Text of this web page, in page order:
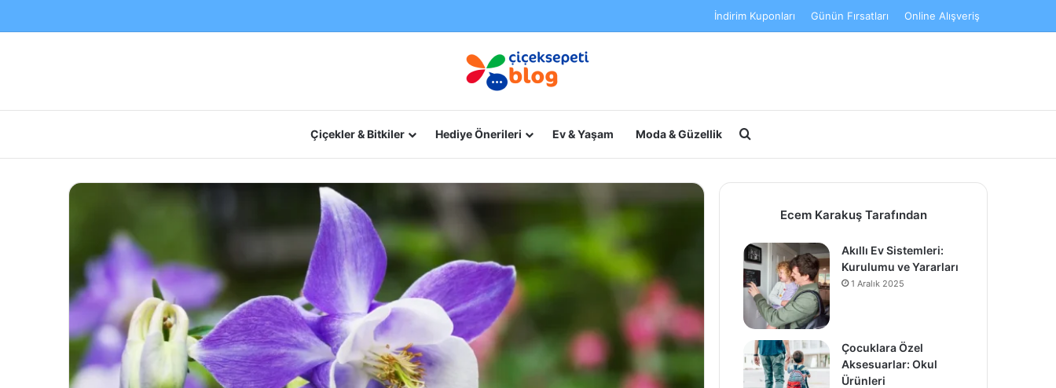
İndirim Kuponları Günün Fırsatları Online Alışveriş
Çiçekler & Bitkiler Hediye Önerileri Ev & Yaşam Moda & Güzellik Arama yap ...
Ecem Karakuş Tarafından
Akıllı Ev Sistemleri:
Kurulumu ve Yararları
1 Aralık 2025
Çocuklara Özel
Aksesuarlar: Okul
Ürünleri